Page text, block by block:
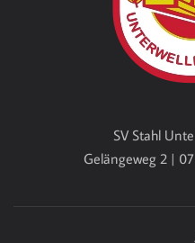
SV Stahl
Gelängeweg 2 |